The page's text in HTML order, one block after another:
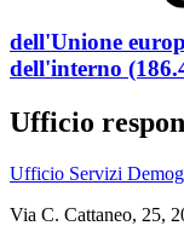
dell'Unione
dell'interno
Ufficio
Ufficio Servizi
Via C. Cattaneo, 25,